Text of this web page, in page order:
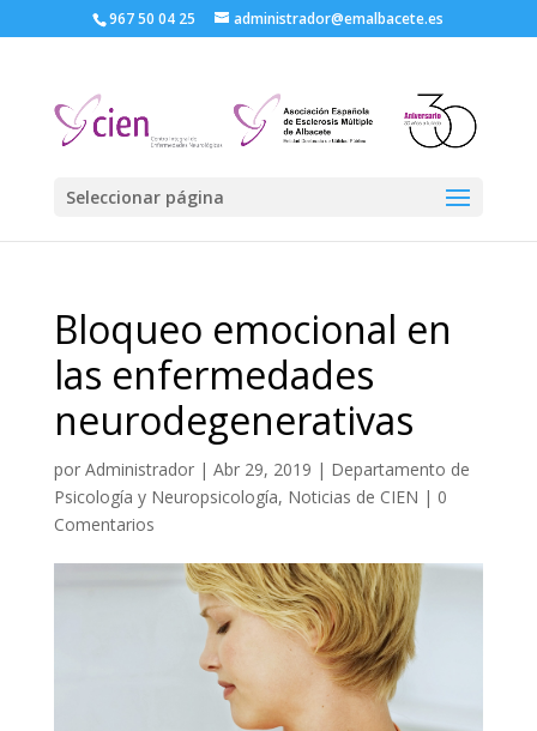
967 50 04 25 administrador@emalbacete.es
Seleccionar página
Bloqueo emocional en
las enfermedades
neurodegenerativas
por Administrador| Abr 29, 2019 | Departamento de
Psicología y Neuropsicología, Noticias de CIEN | 0
Comentarios